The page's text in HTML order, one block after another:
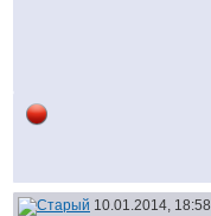
10.01.2014, 18:58